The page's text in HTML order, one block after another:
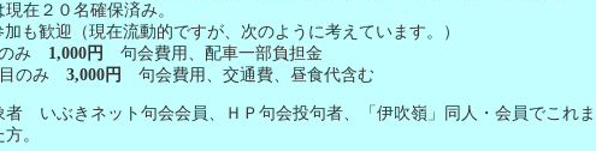
２０名確保済み。
も歓迎（現在流動的ですが、次のように考えています。）
のみ 1,000 円
句会費用、配車一部負担金
目のみ 3,000 円 句会費用、交通費、昼食代含む
者 いぶきネット句会会員、ＨＰ句会投句者、「伊吹嶺」同人・会員でこれ
。